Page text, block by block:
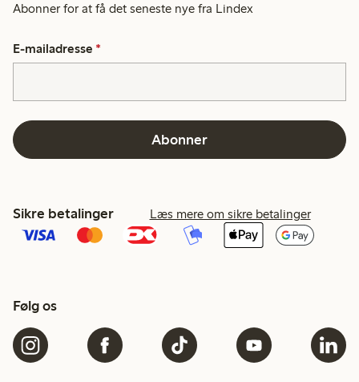
Abonner for at få det seneste nye fra Lindex
E-mailadresse *
Abonner
Sikre betalinger Læs mere om sikre betalinger
Følg os